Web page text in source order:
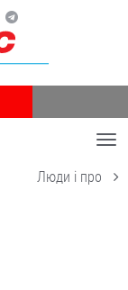
Люди і